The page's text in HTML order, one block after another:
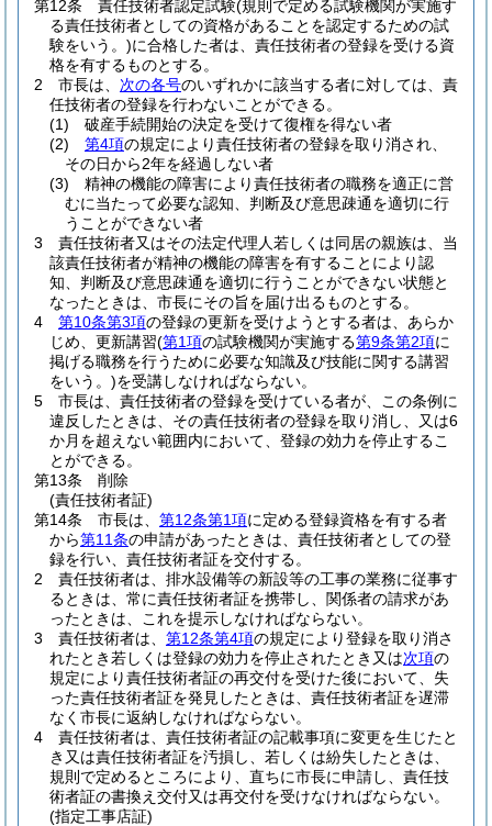
第12条
責任技術者認定試験(規則で定める試験機関が実施す
る責任技術者としての資格があることを認定するための試
験をいう。)に合格した者は、責任技術者の登録を受ける資
格を有するものとする。
2
市長は、 次の各号のいずれかに該当する者に対しては、責
任技術者の登録を行わないことができる。
(1)
破産手続開始の決定を受けて復権を得ない者
(2)
第4項の規定により責任技術者の登録を取り消され、
その日から2年を経過しない者
(3)
精神の機能の障害により責任技術者の職務を適正に営
むに当たって必要な認知、判断及び意思疎通を適切に行
うことができない者
3
責任技術者又はその法定代理人若しくは同居の親族は、当
該責任技術者が精神の機能の障害を有することにより認
知、判断及び意思疎通を適切に行うことができない状態と
なったときは、市長にその旨を届け出るものとする。
4
第10条第3項の登録の更新を受けようとする者は、あらか
じめ、更新講習(第1項の試験機関が実施する第9条第2項に
掲げる職務を行うために必要な知識及び技能に関する講習
をいう。)を受講しなければならない。
5
市長は、責任技術者の登録を受けている者が、この条例に
違反したときは、その責任技術者の登録を取り消し、又は6
か月を超えない範囲内において、登録の効力を停止するこ
とができる。
第13条
削除
(責任技術者証)
第14条
市長は、 第12条第1項に定める登録資格を有する者
から第11条の申請があったときは、責任技術者としての登
録を行い、責任技術者証を交付する。
2
責任技術者は、排水設備等の新設等の工事の業務に従事す
るときは、常に責任技術者証を携帯し、関係者の請求があ
ったときは、これを提示しなければならない。
3
責任技術者は、 第12条第4項の規定により登録を取り消さ
れたとき若しくは登録の効力を停止されたとき又は次項の
規定により責任技術者証の再交付を受けた後において、失
った責任技術者証を発見したときは、責任技術者証を遅滞
なく市長に返納しなければならない。
4
責任技術者は、責任技術者証の記載事項に変更を生じたと
き又は責任技術者証を汚損し、若しくは紛失したときは、
規則で定めるところにより、直ちに市長に申請し、責任技
術者証の書換え交付又は再交付を受けなければならない。
(指定工事店証)